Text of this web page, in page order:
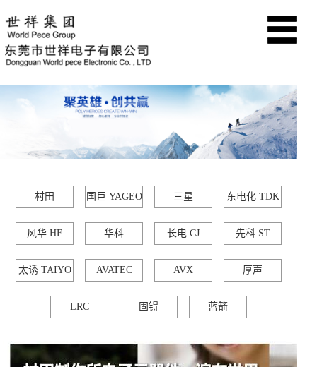
村田
国巨 YAGEO
三星
东电化 TDK
风华 HF
华科
长电 CJ 先科 ST
太诱 TAIYO AVATEC AVX
厚声
LRC
固锝 蓝箭